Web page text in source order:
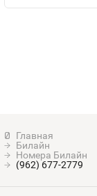
Билайн
Номера Билайн
(962) 677-2779